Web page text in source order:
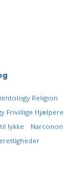
Religion
Frivillige Hjælpere
lykke
Narconon